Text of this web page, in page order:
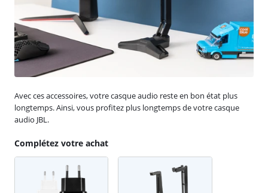
Avec ces accessoires, votre casque audio reste en bon état plus
longtemps. Ainsi, vous profitez plus longtemps de votre casque
audio JBL.
Complétez votre achat